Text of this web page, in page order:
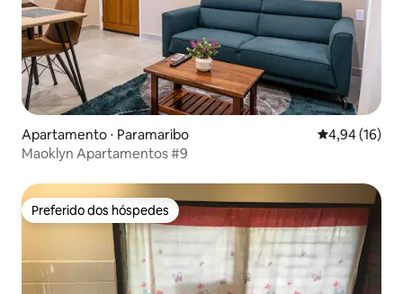
Apartamento ⋅ Paramaribo 4,94 de uma
4,94 (16)
Maoklyn Apartamentos #9
Preferido dos hóspedes
Preferido dos hóspedes